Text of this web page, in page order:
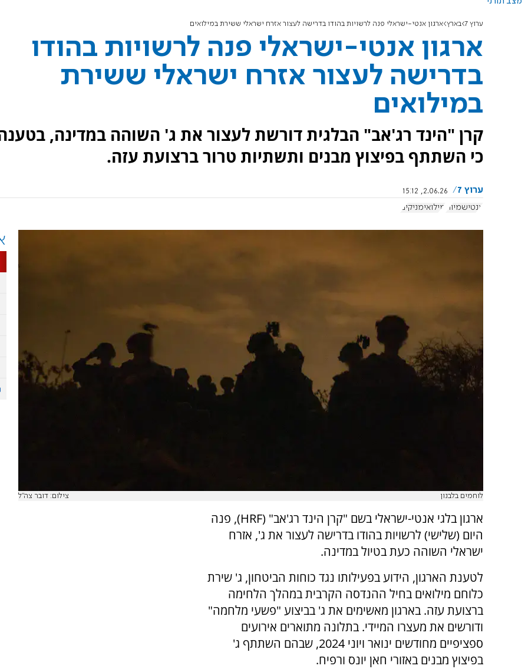
ערוץ 7 בארץ ארגון אנטי-ישראלי פנה לרשויות בהודו בדרישה לעצור אזרח ישראלי ששירת במילואים
ארגון אנטי-ישראלי פנה לרשויות בהודו
בדרישה לעצור אזרח ישראלי ששירת
במילואים
קרן "הינד רג'אב" הבלגית דורשת לעצור את ג' השוהה במדינה,
כי השתתף בפיצוץ מבנים ותשתיות טרור ברצועת עזה.
ערוץ 7
2.06.26, 15:12
אנטישמיות
מילואימניקים
לוחמים בלבנון צילום: דובר צה"ל
ארגון בלגי אנטי-ישראלי בשם "קרן הינד רג'אב" (HRF), פנה
היום (שלישי) לרשויות בהודו בדרישה לעצור את ג', אזרח
ישראלי השוהה כעת בטיול במדינה.
לטענת הארגון, הידוע בפעילותו נגד כוחות הביטחון, ג' שירת
כלוחם מילואים בחיל ההנדסה הקרבית במהלך הלחימה
ברצועת עזה. בארגון מאשימים את ג' בביצוע "פשעי מלחמה"
ודורשים את מעצרו המיידי. בתלונה מתוארים אירועים
ספציפיים מחודשים ינואר ויוני 2024, שבהם השתתף ג'
בפיצוץ מבנים באזורי חאן יונס ורפיח.